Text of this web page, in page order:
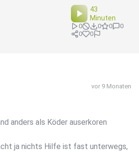
43
Minuten
0 0 0
0
0
0
vor 9 Monaten
anders als Köder auserkoren
ja nichts Hilfe ist fast unterwegs,